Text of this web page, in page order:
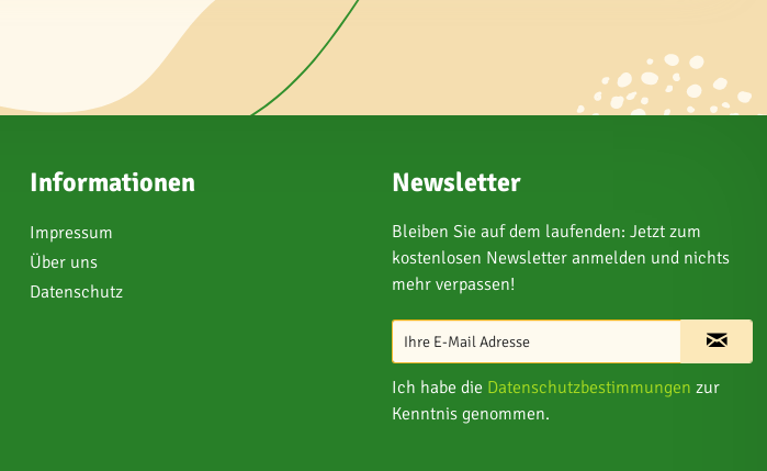
Informationen
Impressum
Über uns
Datenschutz
Newsletter
Bleiben Sie auf dem laufenden: Jetzt zum
kostenlosen Newsletter anmelden und nichts
mehr verpassen!
Ich habe die Datenschutzbestimmungen zur
Kenntnis genommen.